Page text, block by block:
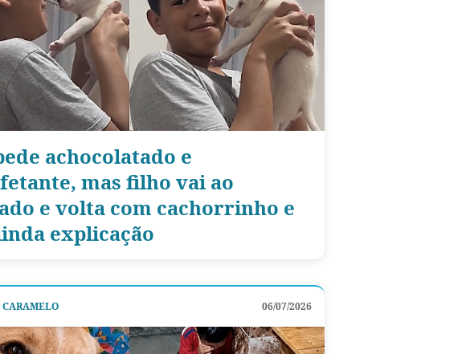
achocolatado e
mas filho vai ao
e volta com cachorrinho e
explicação
06/07/2026